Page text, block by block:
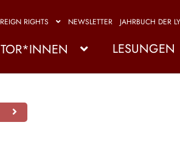
RIGHTS NEWSLETTER JAHRBUCH DER
LESUNGEN